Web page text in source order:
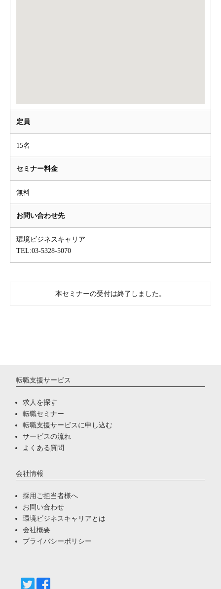
定員
15名
セミナー料金
無料
お問い合わせ先
環境ビジネスキャリア
TEL:03-5328-5070
本セミナーの受付は終了しました。
転職支援サービス
求人を探す
転職セミナー
転職支援サービスに申し込む
サービスの流れ
よくある質問
会社情報
採用ご担当者様へ
お問い合わせ
環境ビジネスキャリアとは
会社概要
プライバシーポリシー